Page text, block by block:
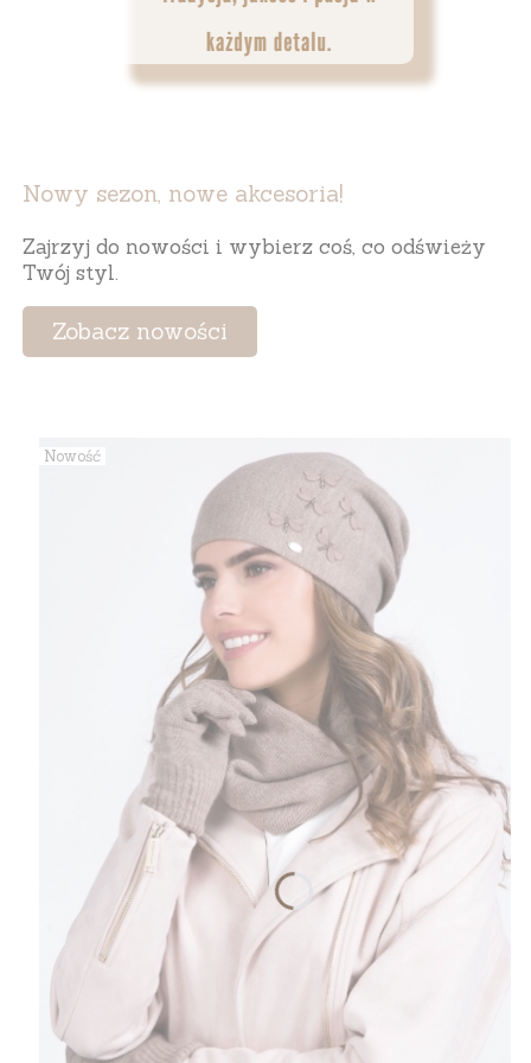
Nowy sezon, nowe akcesoria!
Zajrzyj do nowości i wybierz coś, co odświeży
Twój styl.
Zobacz nowości
Nowość